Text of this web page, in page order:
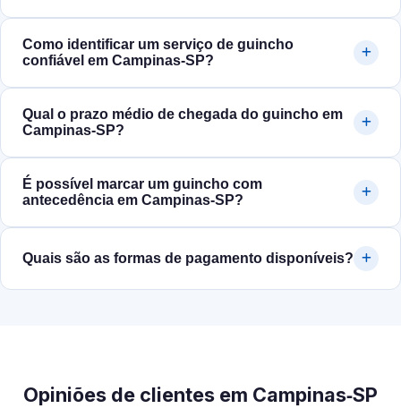
Como identificar um serviço de guincho
confiável em Campinas‑SP?
Qual o prazo médio de chegada do guincho em
Campinas‑SP?
É possível marcar um guincho com
antecedência em Campinas‑SP?
Quais são as formas de pagamento disponíveis?
Opiniões de clientes em Campinas‑SP